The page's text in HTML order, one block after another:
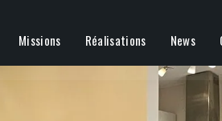
Missions Réalisations News